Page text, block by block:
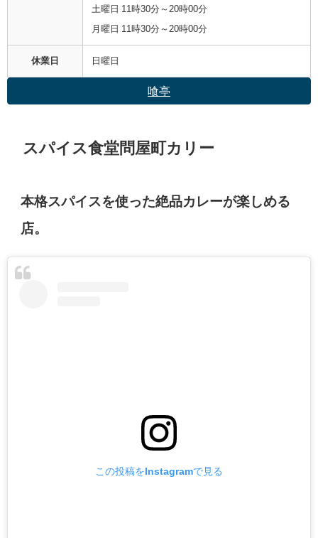
土曜日 11時30分～20時00分
月曜日 11時30分～20時00分
休業日 日曜日
喰亭
スパイス食堂問屋町カリー
本格スパイスを使った絶品カレーが楽しめる
店。
この投稿をInstagramで見る